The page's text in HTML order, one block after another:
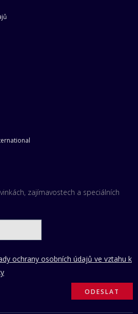
zajímavostech a speciálních
ochrany osobních údajů ve vztahu k